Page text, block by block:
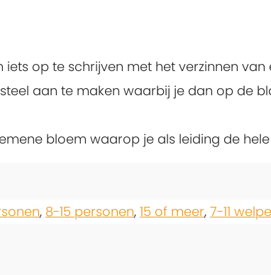
iets op te schrijven met het verzinnen
aan te maken waarbij je dan op de
bloem waarop je als leiding de
, 8-15 personen, 15 of meer, 7-11